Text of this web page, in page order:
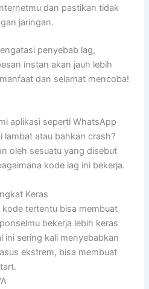
dan pastikan tidak
jaringan.
penyebab lag,
instan akan jauh lebih
dan selamat mencoba!
aplikasi seperti WhatsApp
lambat atau bahkan crash?
oleh sesuatu yang disebut
kode lag ini bekerja.
Keras
tertentu bisa membuat
bekerja lebih keras
ini sering kali menyebabkan
ekstrem, bisa membuat